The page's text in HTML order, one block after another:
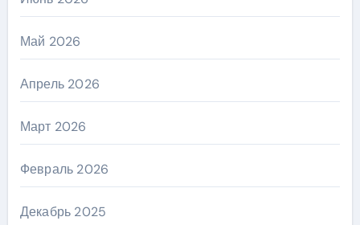
Май 2026
Апрель 2026
Март 2026
Февраль 2026
Декабрь 2025